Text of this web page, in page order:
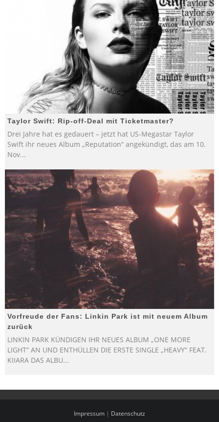
Taylor Swift: Rip-off-Deal mit Ticketmaster?
Drei Jahre hat es gedauert – jetzt hat US-Megastar Taylor
Swift ihr neues Album „Reputation“ angekündigt, das am 10.
Nov...
Vorfreude der Fans: Linkin Park ist mit neuem Album
zurück
LINKIN PARK KÜNDIGEN IHR NEUES ALBUM „ONE MORE
LIGHT“ AN UND ENTHÜLLEN DIE ERSTE SINGLE „HEAVY“ FEAT.
KIIARA DAS ALBU...
Impressum | Datenschutz